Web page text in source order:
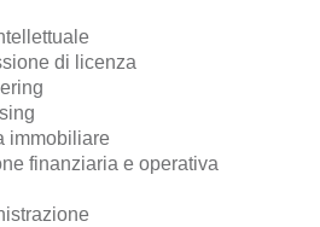
di licenza
immobiliare
finanziaria e operativa